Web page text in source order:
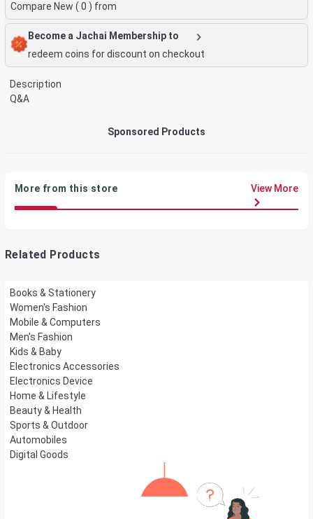
Compare New ( 0 ) from
Become a Jachai Membership to
redeem coins for discount on checkout
Description
Q&A
Sponsored Products
More from this store View More
Related Products
Books & Stationery
Women's Fashion
Mobile & Computers
Men's Fashion
Kids & Baby
Electronics Accessories
Electronics Device
Home & Lifestyle
Beauty & Health
Sports & Outdoor
Automobiles
Digital Goods